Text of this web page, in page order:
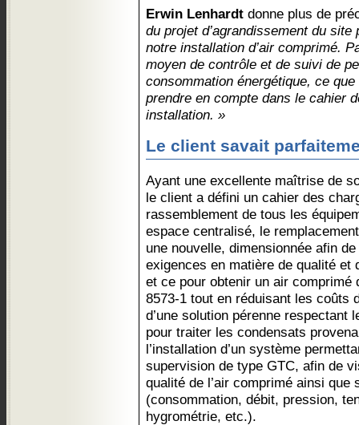
Erwin Lenhardt donne plus de
du projet d’agrandissement du
notre installation d’air comprimé.
moyen de contrôle et de suivi de
consommation énergétique, ce
prendre en compte dans le cahier
installation. »
Le client savait
Ayant une excellente maîtrise de
le client a défini un cahier des
rassemblement de tous les
espace centralisé, le
une nouvelle, dimensionnée afin
exigences en matière de qualité et
et ce pour obtenir un air
8573-1 tout en réduisant les coûts
d’une solution pérenne respectant
pour traiter les condensats
l’installation d’un système
supervision de type GTC, afin de
qualité de l’air comprimé ainsi
(consommation, débit, pression,
hygrométrie, etc.).